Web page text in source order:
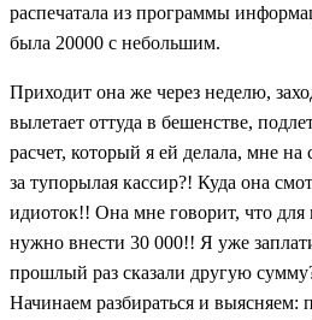
распечатала из программы
была 20000 с небольшим.
Приходит она же через неделю,
вылетает оттуда в бешенстве,
расчет, который я ей делала, мне
за тупорылая кассир?! Куда она
идиоток!! Она мне говорит, что для
нужно внести 30 000!! Я уже
прошлый раз сказали другую
Начинаем разбираться и выясняем: